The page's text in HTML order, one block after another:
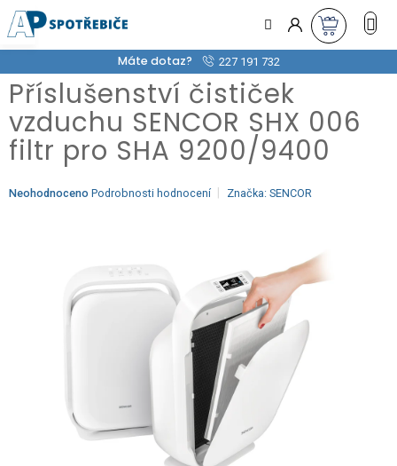
na
obsah
Máte dotaz? 227 191 732
Příslušenství čističek
vzduchu SENCOR SHX 006
filtr pro SHA 9200/9400
Průměrné
Neohodnoceno Podrobnosti hodnocení Značka: SENCOR